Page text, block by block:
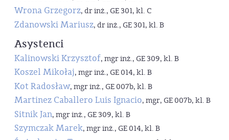
Wrona Grzegorz, dr inż., GE 301, kl. C
Zdanowski Mariusz, dr inż., GE 301, kl. B
Asystenci
Kalinowski Krzysztof, mgr inż., GE 309, kl. B
Koszel Mikołaj, mgr inż., GE 014, kl. B
Kot Radosław, mgr inż., GE 007b, kl. B
Martinez Caballero Luis Ignacio, mgr, GE 007b, kl. B
Sitnik Jan, mgr inż., GE 309, kl. B
Szymczak Marek, mgr inż., GE 014, kl. B